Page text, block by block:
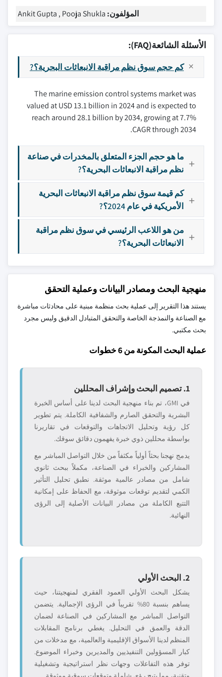
المؤلفون: Ankit Gupta , Pooja Shukla
الأسئلة الشائعة(FAQ):
كم حجم سوق نظم مراقبة الانبعاثات البحرية؟?
The marine emission control systems market was
valued at USD 13.1 billion in 2024 and is expected to
reach around 28.1 billion by 2034, growing at 7.7%
CAGR through 2034.
ما هو حجم الجزء المتعلق بالمخدرات في صناعة
نظم مراقبة الانبعاثات البحرية؟?
كم قيمة سوق نظم مراقبة الانبعاثات البحرية
الأمريكية في عام 2024؟?
من هو اللاعب الرئيسي في سوق نظم مراقبة
الانبعاثات البحرية؟?
منهجية البحث ومصادر البيانات وعملية التحقق
يستند هذا التقرير إلى عملية بحث منظمة مبنية على محادثات مباشرة
مع الصناعة والنمذجة الخاصة والتحقق المتبادل الدقيق وليس مجرد
بحث مكتبي.
عملية البحث المكونة من 6 خطوات
1. تصميم البحث وإشراف المحللين
في GMI، تم بناء منهجية البحث لدينا على أساس الخبرة
البشرية والتحقق الصارم والشفافية الكاملة. يتم تطوير
كل رؤية وتحليل الاتجاهات والتوقعات في تقاريرنا
بواسطة محللين ذوي خبرة يفهمون دقائق سوقك.
يدمج نهجنا بحثاً أولياً مكثفاً من خلال التواصل المباشر مع
المشاركين والخبراء في الصناعة، مكملاً ببحث ثانوي
شامل من مصادر عالمية موثقة. نطبق تحليل التأثير
الكمي لتقديم توقعات موثوقة، مع الحفاظ على إمكانية
التتبع الكاملة من مصادر البيانات الأصلية إلى الرؤى
النهائية.
2. البحث الأولي
يشكل البحث الأولي العمود الفقري لمنهجيتنا، حيث
يساهم بنسبة 80% تقريباً في الرؤى الإجمالية. يتضمن
التواصل المباشر مع المشاركين في الصناعة لضمان
الدقة والعمق في التحليل. يغطي برنامج المقابلات
المنظم لدينا الأسواق الإقليمية والعالمية، مع مدخلات من
كبار المسؤولين التنفيذيين والمديرين وخبراء الموضوع.
توفر هذه التفاعلات وجهات نظر استراتيجية وتشغيلية